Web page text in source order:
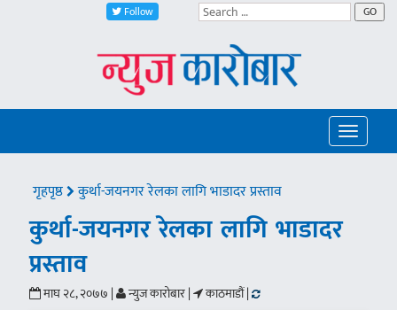
Follow GO
Toggle
गृहपृष्ठ कुर्था-जयनगर रेलका लागि भाडादर प्रस्ताव
कुर्था-जयनगर रेलका लागि भाडादर
प्रस्ताव
माघ २८, २०७७ | न्युज कारोबार | काठमाडौं |